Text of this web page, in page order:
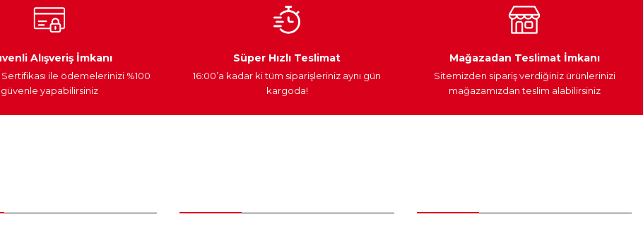
Ateşleme Sistemi Araç Farları Yedek Parça
Alışveriş İmkanı
Sertifikası ile ödemelerinizi %100
güvenle yapabilirsiniz
Süper Hızlı Teslimat
16:00’a kadar ki tüm siparişleriniz aynı gün
kargoda!
Mağazadan Teslimat İmkanı
Sitemizden sipariş verdiğiniz ürünlerinizi
mağazamızdan teslim alabilirsiniz